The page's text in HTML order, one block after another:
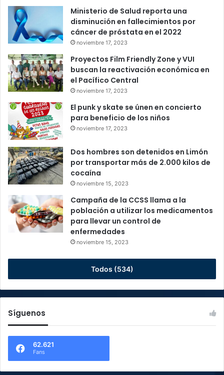
Ministerio de Salud reporta una
disminución en fallecimientos por
cáncer de próstata en el 2022
noviembre 17, 2023
Proyectos Film Friendly Zone y VUI
buscan la reactivación económica en
el Pacífico Central
noviembre 17, 2023
El punk y skate se únen en concierto
para beneficio de los niños
noviembre 17, 2023
Dos hombres son detenidos en Limón
por transportar más de 2.000 kilos de
cocaína
noviembre 15, 2023
Campaña de la CCSS llama a la
población a utilizar los medicamentos
para llevar un control de
enfermedades
noviembre 15, 2023
Todos (534)
Síguenos
62.621
Fans